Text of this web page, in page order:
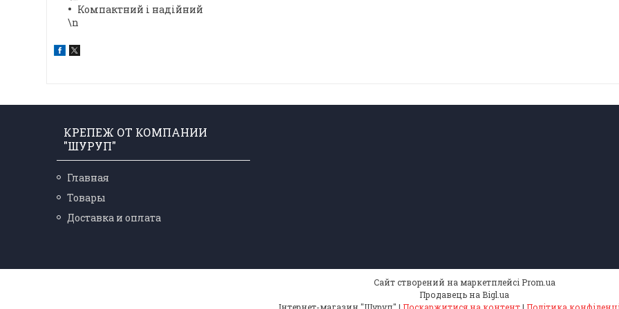
Компактний і надійний
\n
КРЕПЕЖ ОТ КОМПАНИИ
"ШУРУП"
Главная
Товары
Доставка и оплата
Сайт створений на маркетплейсі Prom.ua
Продавець на Bigl.ua